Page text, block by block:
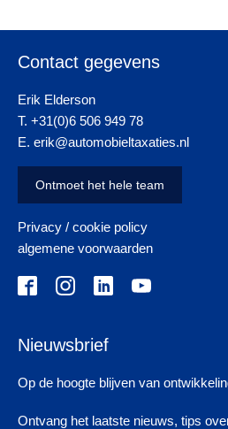
Contact gegevens
Erik Elderson
T. +31(0)6 506 949 78
E. erik@automobieltaxaties.nl
Ontmoet het hele team
Privacy / cookie policy
algemene voorwaarden
Nieuwsbrief
Op de hoogte blijven van
Ontvang het laatste nieuws, tips